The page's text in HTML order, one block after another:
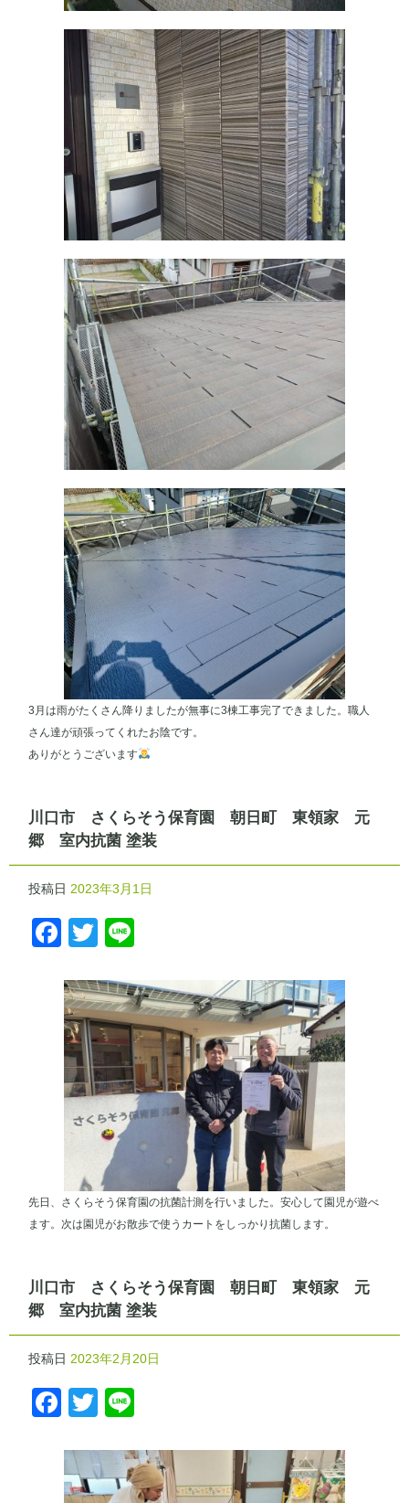
3月は雨がたくさん降りましたが無事に3棟工事完了できました。職人
さん達が頑張ってくれたお陰です。
ありがとうございます
川口市 さくらそう保育園 朝日町 東領家 元
郷 室内抗菌 塗装
投稿日 2023年3月1日
Facebook
Twitter
先日、さくらそう保育園の抗菌計測を行いました。安心して園児が遊べ
ます。次は園児がお散歩で使うカートをしっかり抗菌します。
川口市 さくらそう保育園 朝日町 東領家 元
郷 室内抗菌 塗装
投稿日 2023年2月20日
Facebook
Twitter